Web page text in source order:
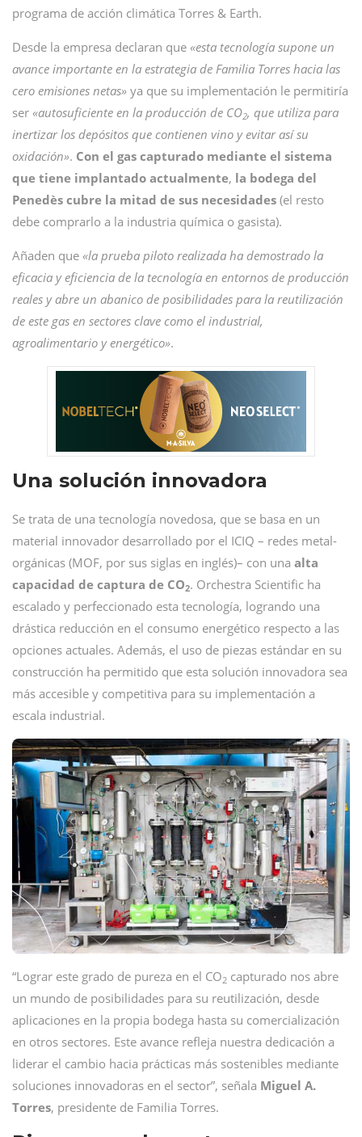
programa de acción climática Torres & Earth.
Desde la empresa declaran que «esta tecnología supone un
avance importante en la estrategia de Familia Torres hacia las
cero emisiones netas» ya que su implementación le permitiría
ser «autosuficiente en la producción de CO2, que utiliza para
inertizar los depósitos que contienen vino y evitar así su
oxidación». Con el gas capturado mediante el sistema
que tiene implantado actualmente, la bodega del
Penedès cubre la mitad de sus necesidades (el resto
debe comprarlo a la industria química o gasista).
Añaden que «la prueba piloto realizada ha demostrado la
eficacia y eficiencia de la tecnología en entornos de producción
reales y abre un abanico de posibilidades para la reutilización
de este gas en sectores clave como el industrial,
agroalimentario y energético».
Una solución innovadora
Se trata de una tecnología novedosa, que se basa en un
material innovador desarrollado por el ICIQ – redes metal-
orgánicas (MOF, por sus siglas en inglés)– con una alta
capacidad de captura de CO2. Orchestra Scientific ha
escalado y perfeccionado esta tecnología, logrando una
drástica reducción en el consumo energético respecto a las
opciones actuales. Además, el uso de piezas estándar en su
construcción ha permitido que esta solución innovadora sea
más accesible y competitiva para su implementación a
escala industrial.
“Lograr este grado de pureza en el CO2 capturado nos abre
un mundo de posibilidades para su reutilización, desde
aplicaciones en la propia bodega hasta su comercialización
en otros sectores. Este avance refleja nuestra dedicación a
liderar el cambio hacia prácticas más sostenibles mediante
soluciones innovadoras en el sector”, señala Miguel A.
Torres, presidente de Familia Torres.